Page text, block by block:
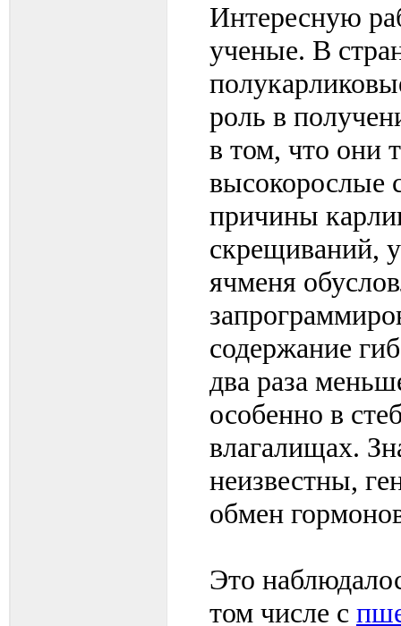
Интересную
ученые. В
роль в
в том, что они
высокорослые
причины
скрещиваний,
ячменя
содержание
два раза
особенно в
влагалищах.
неизвестны,
обмен
Это
том числе с